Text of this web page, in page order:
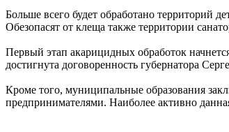
Больше всего будет обработано территорий
Обезопасят от клеща также территории
Первый этап акарицидных обработок
достигнута договоренность губернатора
Кроме того, муниципальные образования
предпринимателями. Наиболее активно